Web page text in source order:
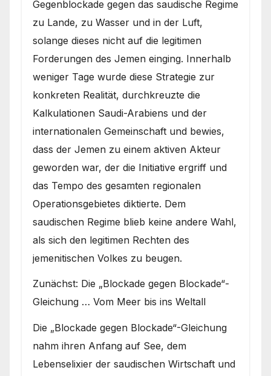
Gegenblockade gegen das saudische Regime
zu Lande, zu Wasser und in der Luft,
solange dieses nicht auf die legitimen
Forderungen des Jemen einging. Innerhalb
weniger Tage wurde diese Strategie zur
konkreten Realität, durchkreuzte die
Kalkulationen Saudi-Arabiens und der
internationalen Gemeinschaft und bewies,
dass der Jemen zu einem aktiven Akteur
geworden war, der die Initiative ergriff und
das Tempo des gesamten regionalen
Operationsgebietes diktierte. Dem
saudischen Regime blieb keine andere Wahl,
als sich den legitimen Rechten des
jemenitischen Volkes zu beugen.
Zunächst: Die „Blockade gegen Blockade“-
Gleichung … Vom Meer bis ins Weltall
Die „Blockade gegen Blockade“-Gleichung
nahm ihren Anfang auf See, dem
Lebenselixier der saudischen Wirtschaft und